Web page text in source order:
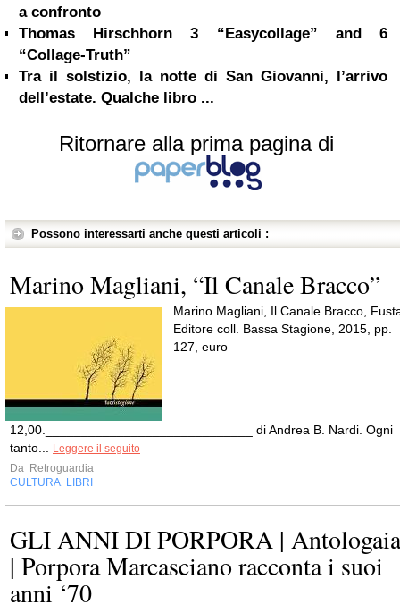
a confronto
Thomas Hirschhorn 3 “Easycollage” and 6
“Collage-Truth”
Tra il solstizio, la notte di San Giovanni, l’arrivo
dell’estate. Qualche libro ...
Ritornare alla prima pagina di
Possono interessarti anche questi articoli :
Marino Magliani, “Il Canale Bracco”
Marino Magliani, Il Canale Bracco,
Editore coll. Bassa Stagione, 2015, pp.
127, euro
12,00._____________________________ di Andrea B. Nardi. Ogni
tanto...
Leggere il seguito
Da Retroguardia
CULTURA LIBRI
GLI ANNI DI PORPORA | Antologaia
| Porpora Marcasciano racconta i suoi
anni ‘70